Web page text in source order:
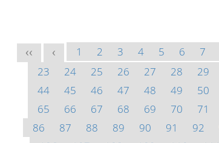
<< < 1 2 3 4 5 6 7
23
24 25 26 27 28 29
44
45 46 47 48 49 50
65
66 67 68 69 70 71
86
87 88 89 90 91 92